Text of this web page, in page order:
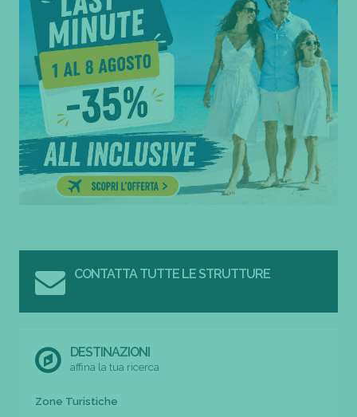
CONTATTA TUTTE LE STRUTTURE
DESTINAZIONI
affina la tua ricerca
Zone Turistiche